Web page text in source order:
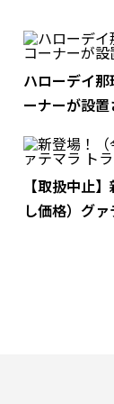
ハローデイ
ーナーが設置
【取扱中止
し価格）グ